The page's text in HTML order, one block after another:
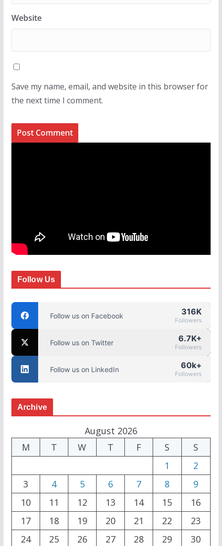
Website
Save my name, email, and website in this browser for
the next time I comment.
Follow Us
Follow us on Facebook 316K
Followers
Follow us on Twitter 6.7K+
Followers
Follow us on LinkedIn 60k+
Followers
Archive
August 2026
M
T W T F S
S
1
2
3
4 5 6 7 8
9
10
11 12 13 14 15
16
17
18 19 20 21 22
23
24
25 26 27 28 29
30